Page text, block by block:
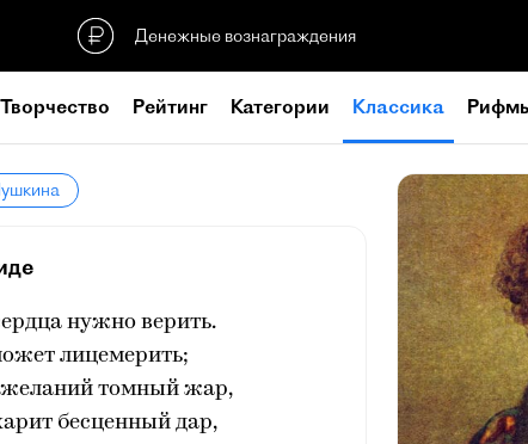
Денежные вознаграждения
Творчество Рейтинг Категории Классика
нужно верить.
лицемерить;
желаний томный жар,
бесценный дар,